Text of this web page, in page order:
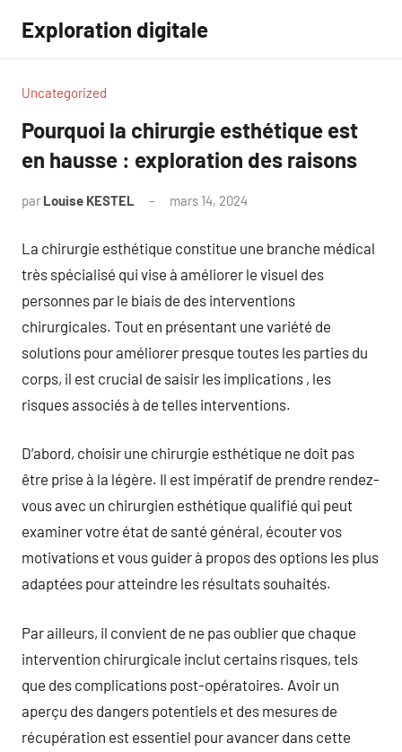
contenu
Exploration digitale
Uncategorized
Pourquoi la chirurgie esthétique est
en hausse : exploration des raisons
par Louise KESTEL mars 14, 2024
La chirurgie esthétique constitue une branche médical
très spécialisé qui vise à améliorer le visuel des
personnes par le biais de des interventions
chirurgicales. Tout en présentant une variété de
solutions pour améliorer presque toutes les parties du
corps, il est crucial de saisir les implications , les
risques associés à de telles interventions.
D’abord, choisir une chirurgie esthétique ne doit pas
être prise à la légère. Il est impératif de prendre rendez-
vous avec un chirurgien esthétique qualifié qui peut
examiner votre état de santé général, écouter vos
motivations et vous guider à propos des options les plus
adaptées pour atteindre les résultats souhaités.
Par ailleurs, il convient de ne pas oublier que chaque
intervention chirurgicale inclut certains risques, tels
que des complications post-opératoires. Avoir un
aperçu des dangers potentiels et des mesures de
récupération est essentiel pour avancer dans cette